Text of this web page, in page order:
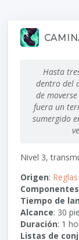
Hasta
dentro del
de
fuera un
sumergido
Nivel 3,
Origen:
Componentes
Tiempo de
Alcance: 30
Duración: 1
Listas de